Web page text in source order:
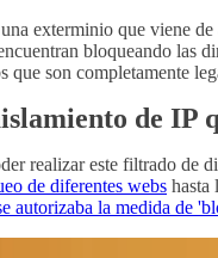
exterminio que viene
bloqueando las
que son completamente
de IP
realizar este filtrado de
de diferentes webs hasta
autorizaba la medida de